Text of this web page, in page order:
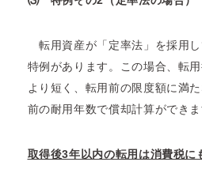
転用資産が「定率法」を採用
特例があります。この場合、転
より短く、転用前の限度額に満
前の耐用年数で償却計算ができま
取得後3年以内の転用は消費税に